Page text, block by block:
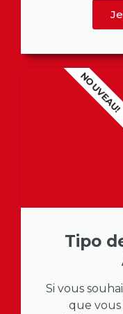
Tipo
Si vous
que vous
NOUVEAU!